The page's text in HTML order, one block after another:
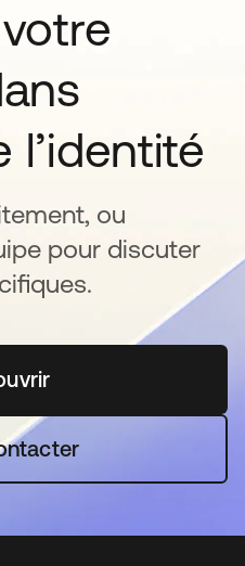
l’identité
ou
pour discuter
s’ouvre dans un nouvel